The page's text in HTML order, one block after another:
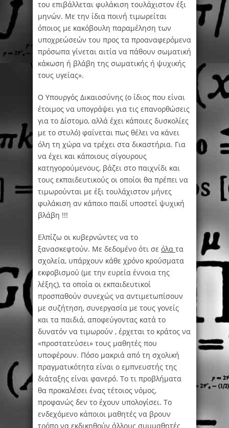
του επιβάλλεται φυλάκιση τουλάχιστον έξι
μηνών. Με την ίδια ποινή τιμωρείται
όποιος με κακόβουλη παραμέληση των
υποχρεώσεών του προς τα προαναφερόμενα
πρόσωπα γίνεται αιτία να πάθουν σωματική
κάκωση ή βλάβη της σωματικής ή ψυχικής
τους υγείας».
Ο Υπουργός Δικαιοσύνης (ο ίδιος που είναι
έτοιμος να υπογράψει για τις επανορθώσεις
για το Δίστομο, αλλά έχει κάποιες δυσκολίες
με το στυλό) φαίνεται πως θέλει να κάνει
όλη τη χώρα να τρέχει στα δικαστήρια. Για
να έχει και κάποιους σίγουρους
κατηγορούμενους, βάζει στο παιχνίδι και
τους εκπαιδευτικούς οι οποίοι θα πρέπει να
τιμωρούνται με έξι τουλάχιστον μήνες
φυλάκιση αν κάποιο παιδί υποστεί ψυχική
βλάβη !!!
Ελπίζω οι κυβερνώντες να το
ξανασκεφτούν. Με δεδομένο ότι σε όλα τα
σχολεία, υπάρχουν κάθε χρόνο κρούσματα
εκφοβισμού (με την ευρεία έννοια της
λέξης), τα οποία οι εκπαιδευτικοί
προσπαθούν συνεχώς να αντιμετωπίσουν
με συζήτηση, συνεργασία με τους γονείς
και τα παιδιά, αποφεύγοντας κατά το
δυνατόν να τιμωρούν , έρχεται το κράτος να
«προστατεύσει» τους μαθητές που
υποφέρουν. Πόσο μακριά από τη σχολική
πραγματικότητα είναι ο εμπνευστής της
διάταξης είναι φανερό. Το τι προβλήματα
θα προκαλέσει ένας τέτοιος νόμος,
προφανώς δεν το έχουν υπολογίσει. Το
ενδεχόμενο κάποιοι μαθητές να βρουν
τρόπο να εκδικηθούν άλλους συμμαθητές